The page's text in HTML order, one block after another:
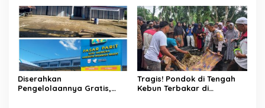
Selatan
Diserahkan
Pengelolaannya Gratis,
Tragis! Pondok di Tengah
Kebun Terbakar di